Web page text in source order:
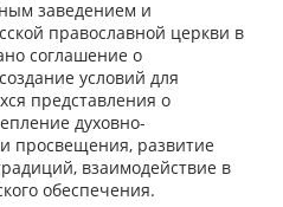
заведением и
православной церкви в
соглашение о
условий для
представления о
духовно-
просвещения, развитие
взаимодействие в
обеспечения.